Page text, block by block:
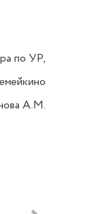
по УР,
А.М.